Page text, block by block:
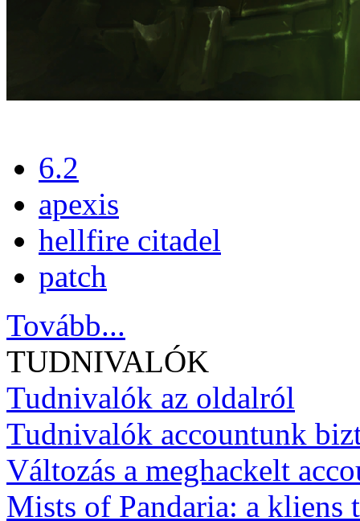
6.2
apexis
hellfire citadel
patch
Tovább...
TUDNIVALÓK
Tudnivalók az oldalról
Tudnivalók accountunk
Változás a meghackelt
Mists of Pandaria: a kliens